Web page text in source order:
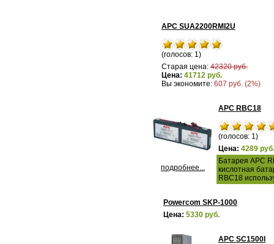
APC SUA2200RMI2U
(голосов: 1)
Старая цена: 42320 руб.
Цена: 41712 руб.
Вы экономите: 607 руб. (2%)
подробнее...
APC RBC18
(голосов: 1)
Цена: 4289 руб.
Батарея APC
кислотная
RBC18
Powercom SKP-1000
Цена: 5330 руб.
APC SC1500I